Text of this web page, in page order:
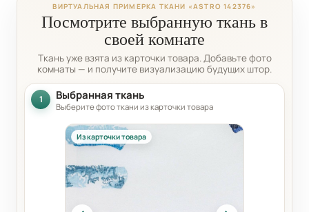
ВИРТУАЛЬНАЯ ПРИМЕРКА ТКАНИ «ASTRO 142376»
Посмотрите выбранную ткань в
своей комнате
Ткань уже взята из карточки товара. Добавьте фото
комнаты — и получите визуализацию будущих штор.
1 Выбранная ткань
Выберите фото ткани из карточки товара
Из карточки товара